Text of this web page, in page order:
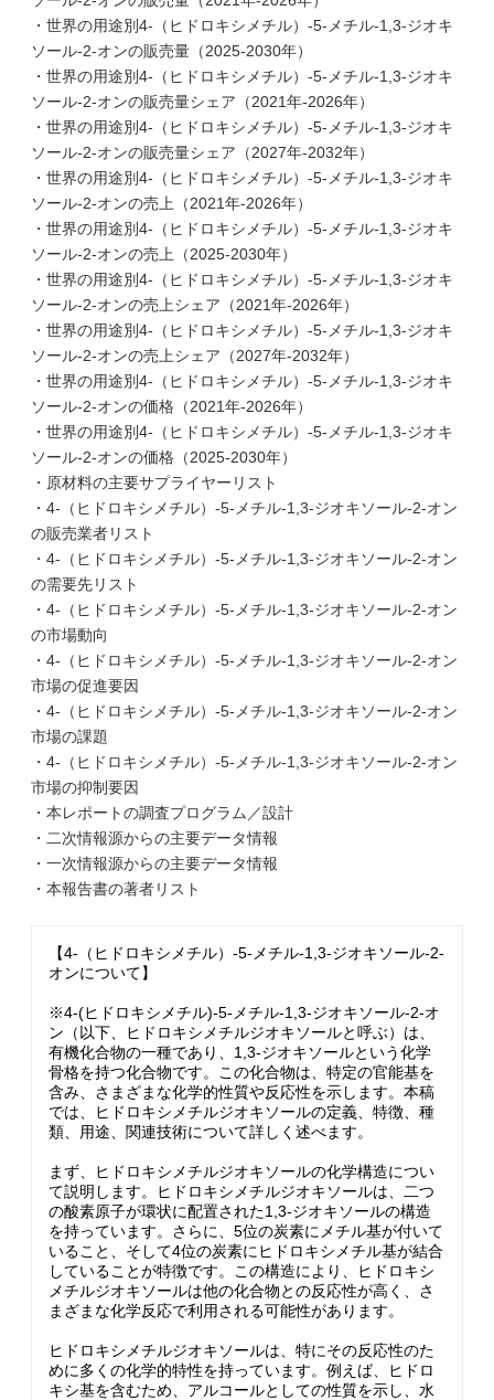
・世界の用途別4-（ヒドロキシメチル）-5-メチル-1,3-ジオキ
ソール-2-オンの販売量（2025-2030年）
・世界の用途別4-（ヒドロキシメチル）-5-メチル-1,3-ジオキ
ソール-2-オンの販売量シェア（2021年-2026年）
・世界の用途別4-（ヒドロキシメチル）-5-メチル-1,3-ジオキ
ソール-2-オンの販売量シェア（2027年-2032年）
・世界の用途別4-（ヒドロキシメチル）-5-メチル-1,3-ジオキ
ソール-2-オンの売上（2021年-2026年）
・世界の用途別4-（ヒドロキシメチル）-5-メチル-1,3-ジオキ
ソール-2-オンの売上（2025-2030年）
・世界の用途別4-（ヒドロキシメチル）-5-メチル-1,3-ジオキ
ソール-2-オンの売上シェア（2021年-2026年）
・世界の用途別4-（ヒドロキシメチル）-5-メチル-1,3-ジオキ
ソール-2-オンの売上シェア（2027年-2032年）
・世界の用途別4-（ヒドロキシメチル）-5-メチル-1,3-ジオキ
ソール-2-オンの価格（2021年-2026年）
・世界の用途別4-（ヒドロキシメチル）-5-メチル-1,3-ジオキ
ソール-2-オンの価格（2025-2030年）
・原材料の主要サプライヤーリスト
・4-（ヒドロキシメチル）-5-メチル-1,3-ジオキソール-2-オン
の販売業者リスト
・4-（ヒドロキシメチル）-5-メチル-1,3-ジオキソール-2-オン
の需要先リスト
・4-（ヒドロキシメチル）-5-メチル-1,3-ジオキソール-2-オン
の市場動向
・4-（ヒドロキシメチル）-5-メチル-1,3-ジオキソール-2-オン
市場の促進要因
・4-（ヒドロキシメチル）-5-メチル-1,3-ジオキソール-2-オン
市場の課題
・4-（ヒドロキシメチル）-5-メチル-1,3-ジオキソール-2-オン
市場の抑制要因
・本レポートの調査プログラム／設計
・二次情報源からの主要データ情報
・一次情報源からの主要データ情報
・本報告書の著者リスト
【4-（ヒドロキシメチル）-5-メチル-1,3-ジオキソール-2-
オンについて】
※4-(ヒドロキシメチル)-5-メチル-1,3-ジオキソール-2-オ
ン（以下、ヒドロキシメチルジオキソールと呼ぶ）は、
有機化合物の一種であり、1,3-ジオキソールという化学
骨格を持つ化合物です。この化合物は、特定の官能基を
含み、さまざまな化学的性質や反応性を示します。本稿
では、ヒドロキシメチルジオキソールの定義、特徴、種
類、用途、関連技術について詳しく述べます。
まず、ヒドロキシメチルジオキソールの化学構造につい
て説明します。ヒドロキシメチルジオキソールは、二つ
の酸素原子が環状に配置された1,3-ジオキソールの構造
を持っています。さらに、5位の炭素にメチル基が付いて
いること、そして4位の炭素にヒドロキシメチル基が結合
していることが特徴です。この構造により、ヒドロキシ
メチルジオキソールは他の化合物との反応性が高く、さ
まざまな化学反応で利用される可能性があります。
ヒドロキシメチルジオキソールは、特にその反応性のた
めに多くの化学的特性を持っています。例えば、ヒドロ
キシ基を含むため、アルコールとしての性質を示し、水